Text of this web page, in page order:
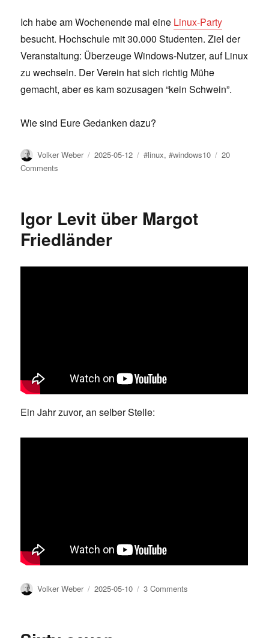
Ich habe am Wochenende mal eine Linux-Party
besucht. Hochschule mit 30.000 Studenten. Ziel der
Veranstaltung: Überzeuge Windows-Nutzer, auf Linux
zu wechseln. Der Verein hat sich richtig Mühe
gemacht, aber es kam sozusagen “kein Schwein”.
Wie sind Eure Gedanken dazu?
Author
Volker Weber
Posted
2025-05-12 Tags
#linux,#windows10
20
Comments
Igor Levit über Margot
Friedländer
Ein Jahr zuvor, an selber Stelle:
Author
Volker Weber
Posted
2025-05-10 3 Comments